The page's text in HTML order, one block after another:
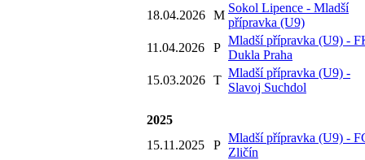
18.04.2026 M
Sokol Lipence - Mladší
přípravka (U9)
11.04.2026
P
Mladší přípravka (U9) -
Dukla Praha
15.03.2026 T
Mladší přípravka (U9) -
Slavoj Suchdol
2025
15.11.2025
P
Mladší přípravka (U9) -
Zličín